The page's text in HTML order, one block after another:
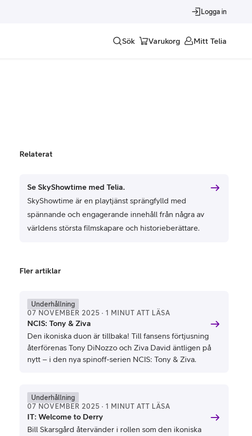
Logga in
Sök Varukorg Mitt Telia
Relaterat
Se SkyShowtime med Telia.
SkyShowtime är en playtjänst sprängfylld med
spännande och engagerande innehåll från några av
världens största filmskapare och historieberättare.
Fler artiklar
Underhållning
07 NOVEMBER 2025 · 1 MINUT ATT LÄSA
NCIS: Tony & Ziva
Den ikoniska duon är tillbaka! Till fansens förtjusning
återförenas Tony DiNozzo och Ziva David äntligen på
nytt – i den nya spinoff-serien NCIS: Tony & Ziva.
Underhållning
07 NOVEMBER 2025 · 1 MINUT ATT LÄSA
IT: Welcome to Derry
Bill Skarsgård återvänder i rollen som den ikoniska